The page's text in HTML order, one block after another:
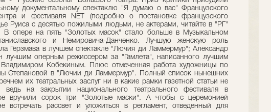
документальному спектаклю "Я думаю о вас" Французского
и фестиваля NET (подробно о постановке французского
Руиса с десятью пожилыми людьми, не актерами, читайте в "РГ"
В опере на пять "Золотых масок" стало больше в Музыкальном
и Немировича-Данченко. Лучшую женскую роль
Герзмава в лучшем спектакле "Лючия ди Ламмермур"; Александр
лучшим оперным режиссером за "Гамлета", написанного лучшим
Владимиром Кобекиным. Плюс отмеченная работа художницы по
Степановой в "Лючии ди Ламмермур". Полный список нынешних
их театральных заслуг ни в какие рамки газетной статьи не
ведь на закрытии национального театрального фестиваля в
вручили сорок три "Золотые маски". А чтобы с церемонией
встречать рассвет и уложиться в регламент, отведенный для